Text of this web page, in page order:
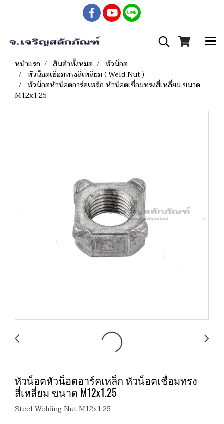
หน้าแรก สินค้าทั้งหมด
หัวน็อต
หัวน็อตเชื่อมทรงสี่เหลี่ยม ( Weld Nut )
หัวน็อตหัวน็อตอาร์คเหล็ก หัวน็อตเชื่อมทรงสี่เหลี่ยม ขนาด
M12x1.25
หัวน็อตหัวน็อตอาร์คเหล็ก หัวน็อตเชื่อมทรง
สี่เหลี่ยม ขนาด M12x1.25
Steel Welding Nut M12x1.25